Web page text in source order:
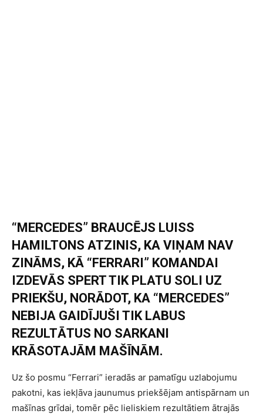
“MERCEDES” BRAUCĒJS LUISS
HAMILTONS ATZINIS, KA VIŅAM NAV
ZINĀMS, KĀ “FERRARI” KOMANDAI
IZDEVĀS SPERT TIK PLATU SOLI UZ
PRIEKŠU, NORĀDOT, KA “MERCEDES”
NEBIJA GAIDĪJUŠI TIK LABUS
REZULTĀTUS NO SARKANI
KRĀSOTAJĀM MAŠĪNĀM.
Uz šo posmu “Ferrari” ieradās ar pamatīgu uzlabojumu
pakotni, kas iekļāva jaunumus priekšējam antispārnam un
mašīnas grīdai, tomēr pēc lieliskiem rezultātiem ātrajās